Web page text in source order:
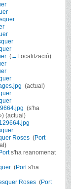
(→ Localització)
(actual)
(s'ha
(actual)
Roses (Port
s'ha reanomenat
(Ports'ha
Roses (Port